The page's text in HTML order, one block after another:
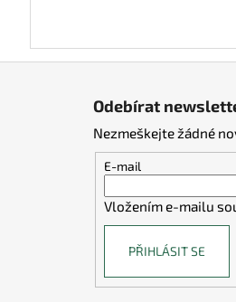
Odebírat
Nezmeškejte žádné
E-mail
Vložením e-mailu
PŘIHLÁSIT SE